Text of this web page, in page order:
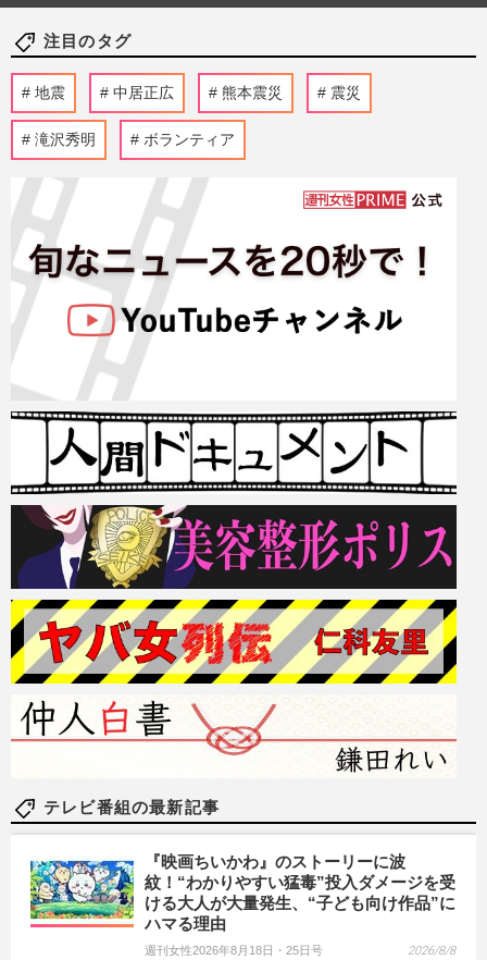
注目のタグ
地震 中居正広 熊本震災 震災
滝沢秀明 ボランティア
テレビ番組の最新記事
『映画ちいかわ』のストーリーに波
紋！“わかりやすい猛毒”投入ダメージを受
ける大人が大量発生、“子ども向け作品”に
ハマる理由
週刊女性2026年8月18日・25日号 2026/8/8